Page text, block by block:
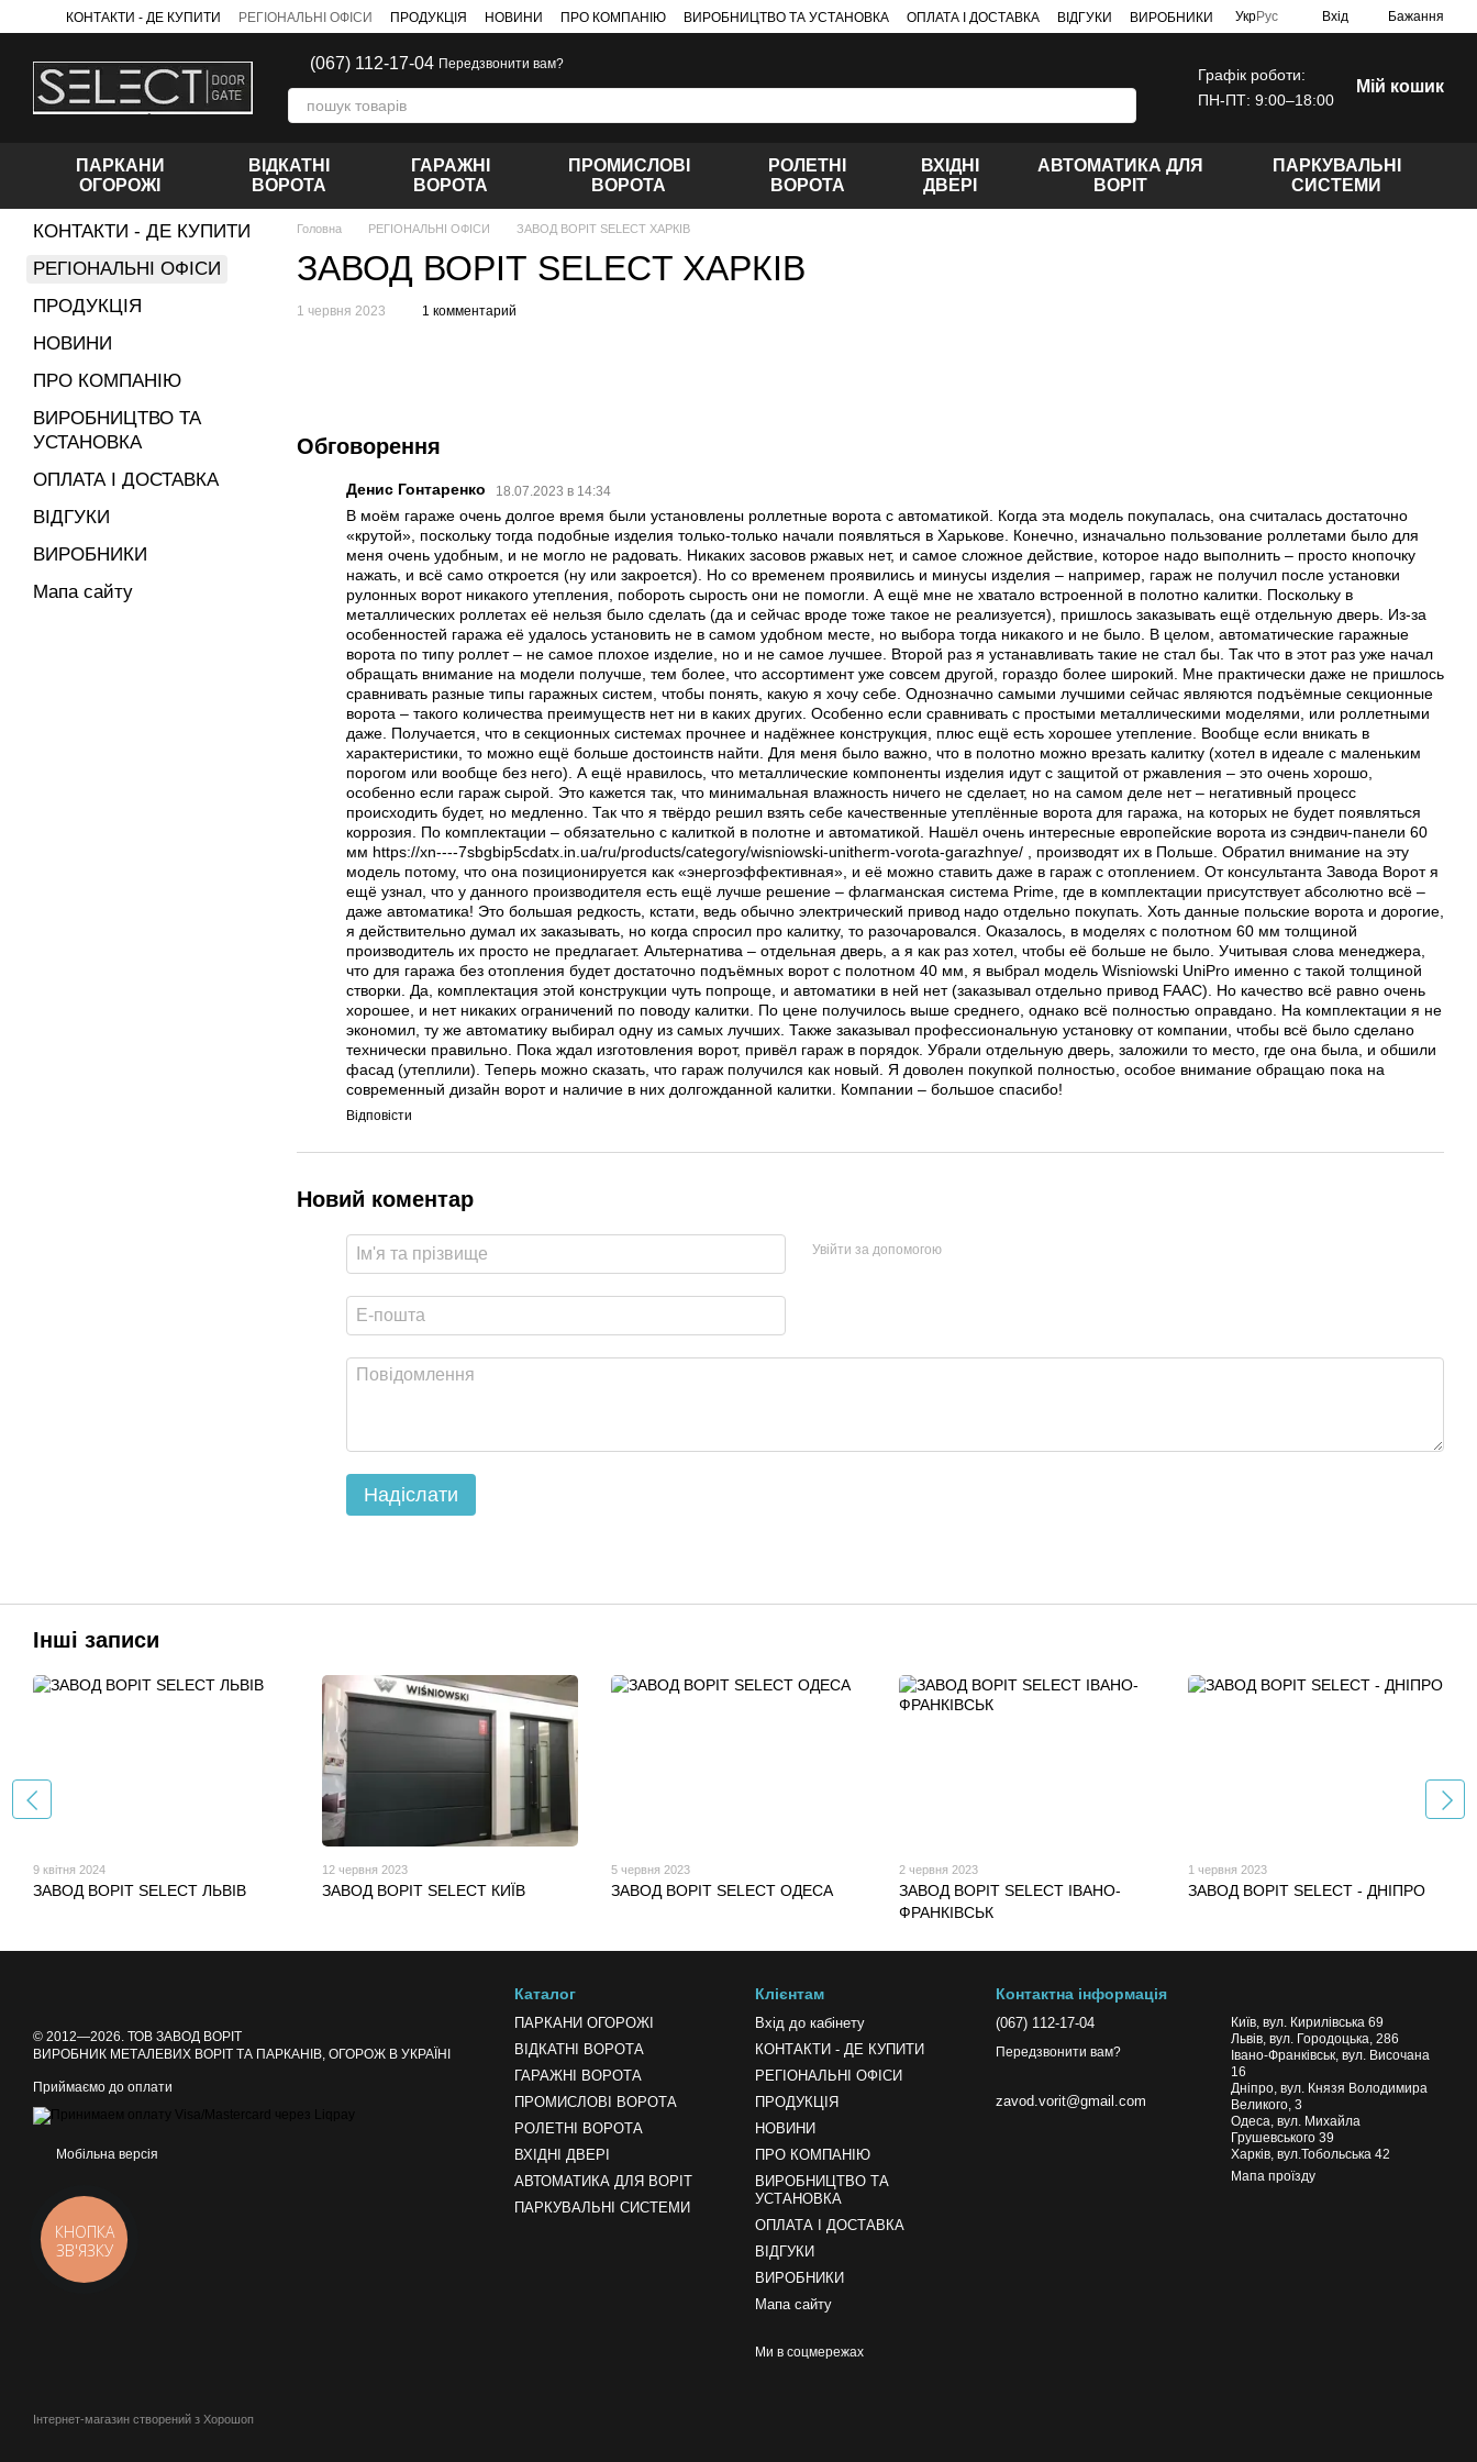
Перейти до основного контенту
КОНТАКТИ - ДЕ КУПИТИ РЕГІОНАЛЬНІ ОФІСИ ПРОДУКЦІЯ НОВИНИ ПРО КОМПАНІЮ ВИРОБНИЦТВО ТА УСТАНОВКА ОПЛАТА І ДОСТАВКА ВІДГУКИ ВИРОБНИКИ УкрРус Вхід Бажання
(067) 112-17-04 Передзвонити вам?
Графік роботи:
ПН-ПТ: 9:00–18:00
Мій кошик
ПАРКАНИ
ОГОРОЖІ
ВІДКАТНІ
ВОРОТА
ГАРАЖНІ
ВОРОТА
ПРОМИСЛОВІ
ВОРОТА
РОЛЕТНІ
ВОРОТА
ВХІДНІ
ДВЕРІ
АВТОМАТИКА ДЛЯ
ВОРІТ
ПАРКУВАЛЬНІ
СИСТЕМИ
Головна РЕГІОНАЛЬНІ ОФІСИ ЗАВОД ВОРІТ SELECT ХАРКІВ
ЗАВОД ВОРІТ SELECT ХАРКІВ
1 червня 2023 1 комментарий
Обговорення
Денис Гонтаренко 18.07.2023 в 14:34
В моём гараже очень долгое время были установлены роллетные ворота с автоматикой. Когда эта модель покупалась, она считалась достаточно
«крутой», поскольку тогда подобные изделия только-только начали появляться в Харькове. Конечно, изначально пользование роллетами было для
меня очень удобным, и не могло не радовать. Никаких засовов ржавых нет, и самое сложное действие, которое надо выполнить – просто кнопочку
нажать, и всё само откроется (ну или закроется). Но со временем проявились и минусы изделия – например, гараж не получил после установки
рулонных ворот никакого утепления, побороть сырость они не помогли. А ещё мне не хватало встроенной в полотно калитки. Поскольку в
металлических роллетах её нельзя было сделать (да и сейчас вроде тоже такое не реализуется), пришлось заказывать ещё отдельную дверь. Из-за
особенностей гаража её удалось установить не в самом удобном месте, но выбора тогда никакого и не было. В целом, автоматические гаражные
ворота по типу роллет – не самое плохое изделие, но и не самое лучшее. Второй раз я устанавливать такие не стал бы. Так что в этот раз уже начал
обращать внимание на модели получше, тем более, что ассортимент уже совсем другой, гораздо более широкий. Мне практически даже не пришлось
сравнивать разные типы гаражных систем, чтобы понять, какую я хочу себе. Однозначно самыми лучшими сейчас являются подъёмные секционные
ворота – такого количества преимуществ нет ни в каких других. Особенно если сравнивать с простыми металлическими моделями, или роллетными
даже. Получается, что в секционных системах прочнее и надёжнее конструкция, плюс ещё есть хорошее утепление. Вообще если вникать в
характеристики, то можно ещё больше достоинств найти. Для меня было важно, что в полотно можно врезать калитку (хотел в идеале с маленьким
порогом или вообще без него). А ещё нравилось, что металлические компоненты изделия идут с защитой от ржавления – это очень хорошо,
особенно если гараж сырой. Это кажется так, что минимальная влажность ничего не сделает, но на самом деле нет – негативный процесс
происходить будет, но медленно. Так что я твёрдо решил взять себе качественные утеплённые ворота для гаража, на которых не будет появляться
коррозия. По комплектации – обязательно с калиткой в полотне и автоматикой. Нашёл очень интересные европейские ворота из сэндвич-панели 60
мм https://xn----7sbgbip5cdatx.in.ua/ru/products/category/wisniowski-unitherm-vorota-garazhnye/ , производят их в Польше. Обратил внимание на эту
модель потому, что она позиционируется как «энергоэффективная», и её можно ставить даже в гараж с отоплением. От конcультанта Завода Ворот я
ещё узнал, что у данного производителя есть ещё лучше решение – флагманская система Prime, где в комплектации присутствует абсолютно всё –
даже автоматика! Это большая редкость, кстати, ведь обычно электрический привод надо отдельно покупать. Хоть данные польские ворота и дорогие,
я действительно думал их заказывать, но когда спросил про калитку, то разочаровался. Оказалось, в моделях с полотном 60 мм толщиной
производитель их просто не предлагает. Альтернатива – отдельная дверь, а я как раз хотел, чтобы её больше не было. Учитывая слова менеджера,
что для гаража без отопления будет достаточно подъёмных ворот с полотном 40 мм, я выбрал модель Wisniowski UniPro именно с такой толщиной
створки. Да, комплектация этой конструкции чуть попроще, и автоматики в ней нет (заказывал отдельно привод FAAC). Но качество всё равно очень
хорошее, и нет никаких ограничений по поводу калитки. По цене получилось выше среднего, однако всё полностью оправдано. На комплектации я не
экономил, ту же автоматику выбирал одну из самых лучших. Также заказывал профессиональную установку от компании, чтобы всё было сделано
технически правильно. Пока ждал изготовления ворот, привёл гараж в порядок. Убрали отдельную дверь, заложили то место, где она была, и обшили
фасад (утеплили). Теперь можно сказать, что гараж получился как новый. Я доволен покупкой полностью, особое внимание обращаю пока на
современный дизайн ворот и наличие в них долгожданной калитки. Компании – большое спасибо!
Відповісти
Новий коментар
Увійти за допомогою
Надіслати
КОНТАКТИ - ДЕ КУПИТИ
РЕГІОНАЛЬНІ ОФІСИ
ПРОДУКЦІЯ
НОВИНИ
ПРО КОМПАНІЮ
ВИРОБНИЦТВО ТА
УСТАНОВКА
ОПЛАТА І ДОСТАВКА
ВІДГУКИ
ВИРОБНИКИ
Мапа сайту
Інші записи
9 квітня 2024
ЗАВОД ВОРІТ SELECT ЛЬВІВ
12 червня 2023
ЗАВОД ВОРІТ SELECT КИЇВ
5 червня 2023
ЗАВОД ВОРІТ SELECT ОДЕСА
2 червня 2023
ЗАВОД ВОРІТ SELECT ІВАНО-
ФРАНКІВСЬК
1 червня 2023
ЗАВОД ВОРІТ SELECT - ДНІПРО
© 2012—2026. ТОВ ЗАВОД ВОРІТ
ВИРОБНИК МЕТАЛЕВИХ ВОРІТ ТА ПАРКАНІВ, ОГОРОЖ В УКРАЇНІ
Приймаємо до оплати
Мобільна версія
Інтернет-магазин створений з Хорошоп
Каталог
ПАРКАНИ ОГОРОЖІ
ВІДКАТНІ ВОРОТА
ГАРАЖНІ ВОРОТА
ПРОМИСЛОВІ ВОРОТА
РОЛЕТНІ ВОРОТА
ВХІДНІ ДВЕРІ
АВТОМАТИКА ДЛЯ ВОРІТ
ПАРКУВАЛЬНІ СИСТЕМИ
Клієнтам
Вхід до кабінету
КОНТАКТИ - ДЕ КУПИТИ
РЕГІОНАЛЬНІ ОФІСИ
ПРОДУКЦІЯ
НОВИНИ
ПРО КОМПАНІЮ
ВИРОБНИЦТВО ТА
УСТАНОВКА
ОПЛАТА І ДОСТАВКА
ВІДГУКИ
ВИРОБНИКИ
Мапа сайту
Ми в соцмережах
Контактна інформація
(067) 112-17-04
Передзвонити вам?
zavod.vorit@gmail.com
Київ, вул. Кирилівська 69
Львів, вул. Городоцька, 286
Івано-Франківськ, вул. Височана
16
Дніпро, вул. Князя Володимира
Великого, 3
Одеса, вул. Михайла
Грушевського 39
Харків, вул.Тобольська 42
Мапа проїзду
КНОПКА
ЗВ'ЯЗКУ